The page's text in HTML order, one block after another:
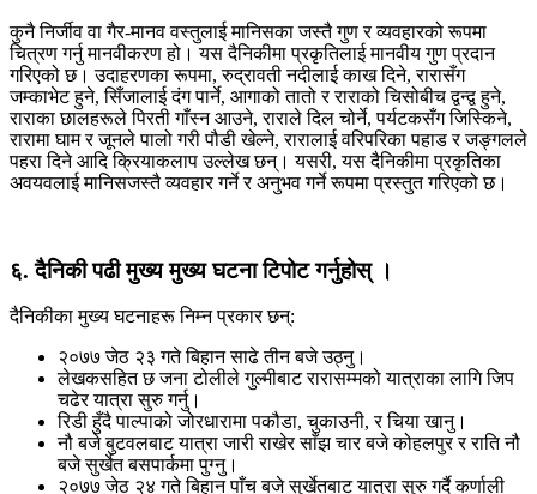
कुनै निर्जीव वा गैर-मानव वस्तुलाई मानिसका जस्तै गुण र व्यवहारको रूपमा
चित्रण गर्नु मानवीकरण हो। यस दैनिकीमा प्रकृतिलाई मानवीय गुण प्रदान
गरिएको छ। उदाहरणका रूपमा, रुद्रावती नदीलाई काख दिने, रारासँग
जम्काभेट हुने, सिँजालाई दंग पार्ने, आगाको तातो र राराको चिसोबीच द्वन्द्व हुने,
राराका छालहरूले पिरती गाँस्न आउने, राराले दिल चोर्ने, पर्यटकसँग जिस्किने,
रारामा घाम र जूनले पालो गरी पौडी खेल्ने, रारालाई वरिपरिका पहाड र जङ्गलले
पहरा दिने आदि क्रियाकलाप उल्लेख छन्। यसरी, यस दैनिकीमा प्रकृतिका
अवयवलाई मानिसजस्तै व्यवहार गर्ने र अनुभव गर्ने रूपमा प्रस्तुत गरिएको छ।
६. दैनिकी पढी मुख्य मुख्य घटना टिपोट गर्नुहोस् ।
दैनिकीका मुख्य घटनाहरू निम्न प्रकार छन्:
२०७७ जेठ २३ गते बिहान साढे तीन बजे उठ्नु।
लेखकसहित छ जना टोलीले गुल्मीबाट रारासम्मको यात्राका लागि जिप
चढेर यात्रा सुरु गर्नु।
रिडी हुँदै पाल्पाको जोरधारामा पकौडा, चुकाउनी, र चिया खानु।
नौ बजे बुटवलबाट यात्रा जारी राखेर साँझ चार बजे कोहलपुर र राति नौ
बजे सुर्खेत बसपार्कमा पुग्नु।
२०७७ जेठ २४ गते बिहान पाँच बजे सुर्खेतबाट यात्रा सुरु गर्दै कर्णाली